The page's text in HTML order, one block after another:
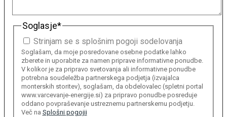
Soglasje*
Strinjam se s splošnim pogoji sodelovanja
Soglašam, da moje posredovane osebne podatke lahko
zberete in uporabite za namen priprave informativne ponudbe.
V kolikor je za pripravo svetovanja ali informativne ponudbe
potrebna soudeležba partnerskega podjetja (izvajalca
monterskih storitev), soglašam, da obdelovalec (spletni portal
www.varcevanje-energije.si) za pripravo ponudbe posreduje
oddano povpraševanje ustreznemu partnerskemu podjetju.
Več na Splošni pogojii